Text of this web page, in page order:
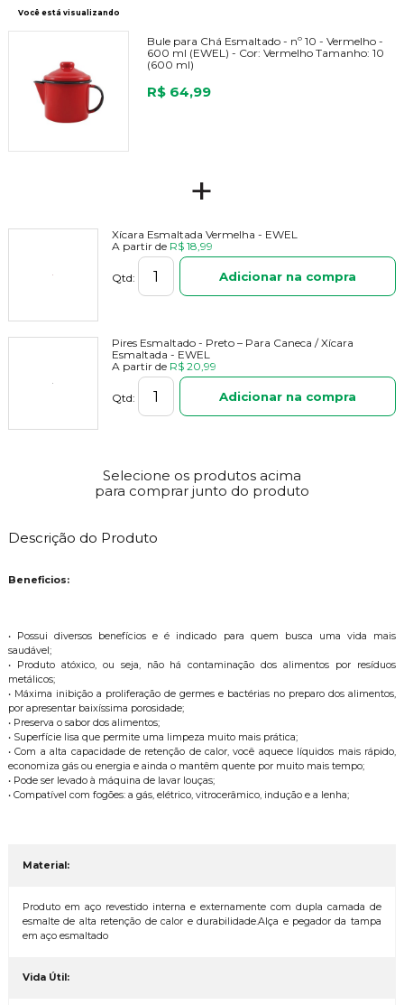
Você está visualizando
Bule para Chá Esmaltado - nº 10 - Vermelho -
600 ml (EWEL) - Cor: Vermelho Tamanho: 10
(600 ml)
R$ 64,99
+
Xícara Esmaltada Vermelha - EWEL
A partir de R$ 18,99
Qtd: Adicionar na compra
Pires Esmaltado - Preto – Para Caneca / Xícara
Esmaltada - EWEL
A partir de R$ 20,99
Qtd: Adicionar na compra
Selecione os produtos acima
para comprar junto do produto
Descrição do Produto
Beneficios:
• Possui diversos benefícios e é indicado para quem busca uma vida mais
saudável;
• Produto atóxico, ou seja, não há contaminação dos alimentos por resíduos
metálicos;
• Máxima inibição a proliferação de germes e bactérias no preparo dos alimentos,
por apresentar baixíssima porosidade;
• Preserva o sabor dos alimentos;
• Superfície lisa que permite uma limpeza muito mais prática;
• Com a alta capacidade de retenção de calor, você aquece líquidos mais rápido,
economiza gás ou energia e ainda o mantêm quente por muito mais tempo;
• Pode ser levado à máquina de lavar louças;
• Compatível com fogões: a gás, elétrico, vitrocerâmico, indução e a lenha;
Material:
Produto em aço revestido interna e externamente com dupla camada de
esmalte de alta retenção de calor e durabilidade.Alça e pegador da tampa
em aço esmaltado
Vida Útil: